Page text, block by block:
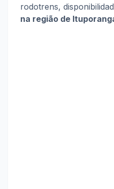
rodotrens,
na região de